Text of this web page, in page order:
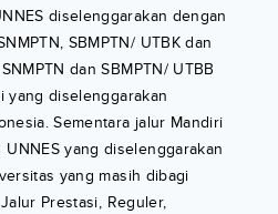
diselenggarakan dengan
SBMPTN/ UTBK dan
dan SBMPTN/ UTBB
yang diselenggarakan
Sementara jalur Mandiri
yang diselenggarakan
yang masih dibagi
Prestasi, Reguler,